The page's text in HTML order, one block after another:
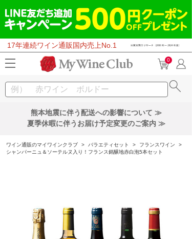
17年連続ワイン通販国内売上No.1
0
熊本地震に伴う配送への影響について ≫
夏季休暇に伴うお届け予定変更のご案内 ≫
ワイン通販のマイワインクラブ > バラエティセット > フランスワイン
>
シャンパーニュ＆ソーテルヌ入り！フランス銘醸地赤白泡5本セット